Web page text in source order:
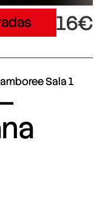
16€
Sala 1